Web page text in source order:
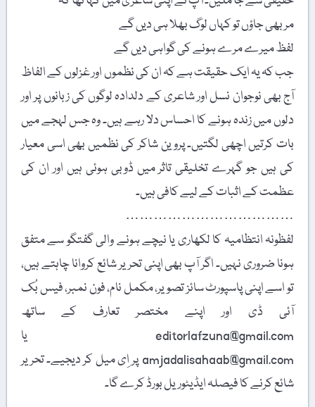
مر بھی جاؤں تو کہاں لوگ بھلا ہی دیں گے
لفظ میرے مرے ہونے کی گواہی دیں گے
جب کہ یہ ایک حقیقت ہے کہ ان کی نظموں اور غزلوں کے الفاظ
آج بھی نوجوان نسل اور شاعری کے دلدادہ لوگوں کی زبانوں پر اور
دلوں میں زندہ ہونے کا احساس دلا رہے ہیں۔ وہ جس لہجے میں
بات کرتیں اچھی لگتیں۔ پروین شاکر کی نظمیں بھی اسی معیار
کی ہیں جو گہرے تخلیقی تاثر میں ڈوبی ہوئی ہیں اور ان کی
عظمت کے اثبات کے لیے کافی ہیں۔
………………………………
لفظونہ انتظامیہ کا لکھاری یا نیچے ہونے والی گفتگو سے متفق
ہونا ضروری نہیں۔ اگر آپ بھی اپنی تحریر شائع کروانا چاہتے ہیں،
تو اسے اپنی پاسپورٹ سائز تصویر، مکمل نام، فون نمبر، فیس بُک
آئی ڈی اور اپنے مختصر تعارف کے ساتھ
editorlafzuna@gmail.com یا
amjadalisahaab@gmail.com پر اِی میل کر دیجیے۔ تحریر
شائع کرنے کا فیصلہ ایڈیٹوریل بورڈ کرے گا۔